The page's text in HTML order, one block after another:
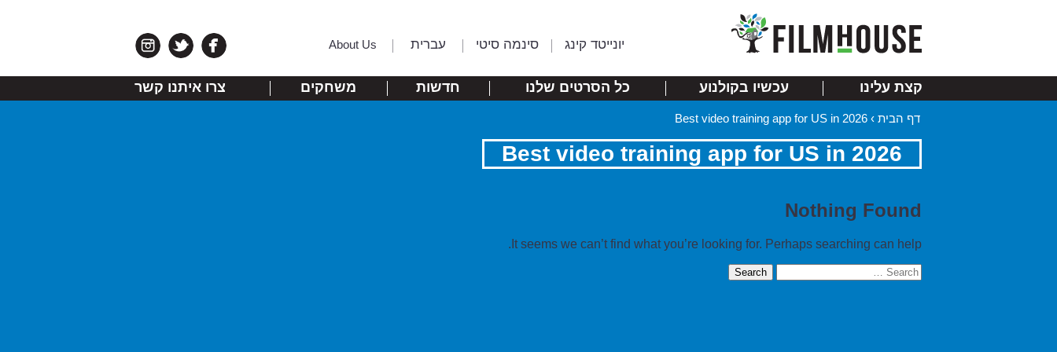
יונייטד קינג סינמה סיטי עברית About Us
קצת עלינו עכשיו בקולנוע כל הסרטים שלנו חדשות משחקים צרו איתנו קשר
דף הבית ›
Best video training app for US in 2026
Best video training app for US in 2026
Nothing Found
It seems we can’t find what you’re looking for. Perhaps searching can help.
Search
for: